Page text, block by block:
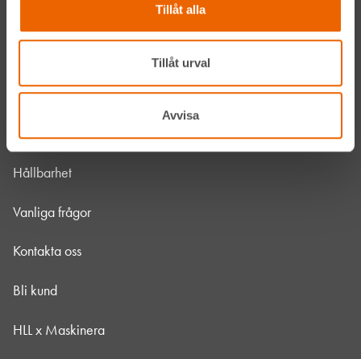
Tillåt alla
Tillåt urval
Avvisa
HLLÅ! Vår värld
Om HLL
Hållbarhet
Vanliga frågor
Kontakta oss
Bli kund
HLL x Maskinera